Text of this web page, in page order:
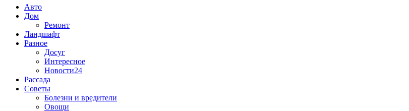
Авто
Дом
Ремонт
Ландшафт
Разное
Досуг
Интересное
Новости24
Рассада
Советы
Болезни и вредители
Овощи